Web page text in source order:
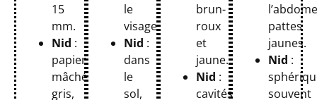
15
mm.
Nid :
papier
mâché
gris,
le
visage.
Nid :
dans
le
sol,
brun-
roux
et
jaune.
Nid :
cavités
pattes
jaunes.
Nid :
souvent